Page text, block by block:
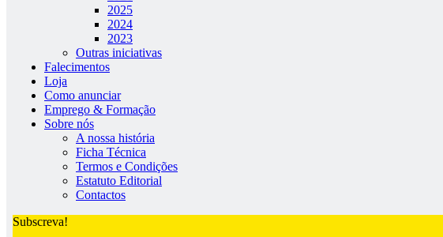
2025
2024
2023
Outras iniciativas
Falecimentos
Loja
Como anunciar
Emprego & Formação
Sobre nós
A nossa história
Ficha Técnica
Termos e Condições
Estatuto Editorial
Contactos
Subscreva!